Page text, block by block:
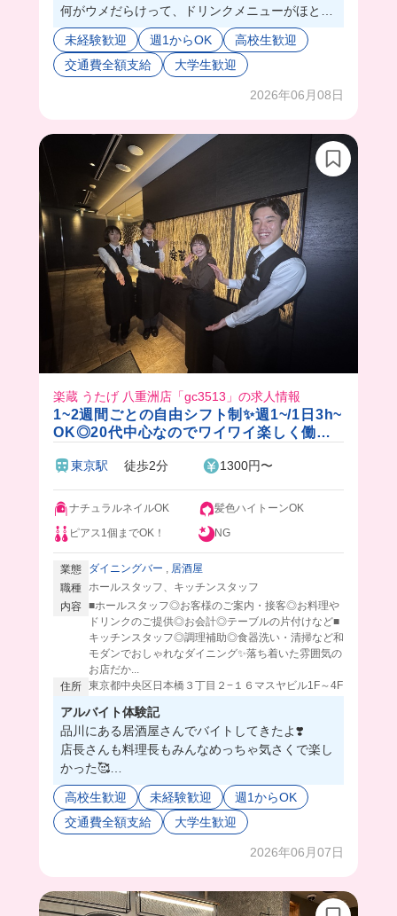
何がウメだらけって、ドリンクメニューがほとん
どウメなの👀‼️
こんなにウメドリンクあるのってくらい😳💓
ウメ好きな私からしたらお客さんで通いたいレベ
全部個室だからオーダータッチパネルだし、効率
まかないは日替わりでジャンル問わず出てくるん
だけど、今回はチキンタルタルだったよ🍗
ボリューミーですぐお腹いっぱいになったし、美
味すぎて幸せだった🥰
下にあるカラオケで社割使えるから、毎回行きた
い衝動に駆られそう🎤🎶
未経験歓迎 週1からOK
高校生歓迎
交通費全額支給
大学生歓迎
2026年06月08日
楽蔵 うたげ 八重洲店「gc3513」の求人情報
1~2週間ごとの自由シフト制✨週1~/1日3h~
OK◎20代中心なのでワイワイ楽しく働け
東京駅 徒歩2分 1300円〜
ナチュラルネイルOK
髪色ハイトーンOK
ピアス1個までOK！
NG
業態 ダイニングバー , 居酒屋
職種 ホールスタッフ、キッチンスタッフ
内容 ■ホールスタッフ◎お客様のご案内・接客◎お料理や
ドリンクのご提供◎お会計◎テーブルの片付けなど■
キッチンスタッフ◎調理補助◎食器洗い・清掃など和
モダンでおしゃれなダイニング✨落ち着いた雰囲気の
お店だか...
住所 東京都中央区日本橋３丁目２−１６マスヤビル1F～4F
アルバイト体験記
品川にある居酒屋さんでバイトしてきたよ❣️
店長さんも料理長もみんなめっちゃ気さくで楽し
かった🥰
料理長は動画に映ってもらったんだけど、恥ずか
しがってて可愛らしい方だったよ🤭
会社が大きいから今年も新卒の方が何人か入られ
高校生歓迎 未経験歓迎
週1からOK
交通費全額支給
大学生歓迎
2026年06月07日